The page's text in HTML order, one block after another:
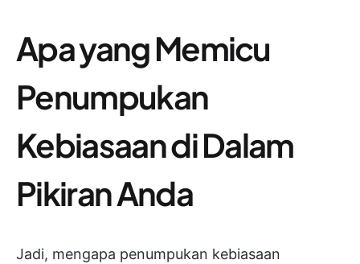
Apa yang Memicu
Penumpukan
Kebiasaan di Dalam
Pikiran Anda
Jadi, mengapa penumpukan kebiasaan